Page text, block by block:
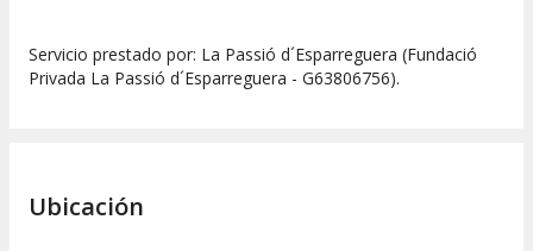
Servicio prestado por: La Passió d´Esparreguera (Fundació
Privada La Passió d´Esparreguera - G63806756).
Ubicación